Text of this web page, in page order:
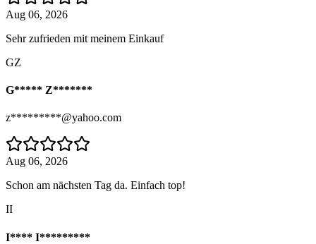
Aug 06, 2026
Sehr zufrieden mit meinem Einkauf
GZ
G***** Z*******
z*********@yahoo.com
Aug 06, 2026
Schon am nächsten Tag da. Einfach top!
II
I**** I*********